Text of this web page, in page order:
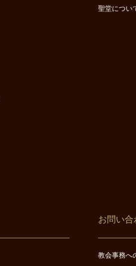
聖堂につい
お問い合
教会事務へ